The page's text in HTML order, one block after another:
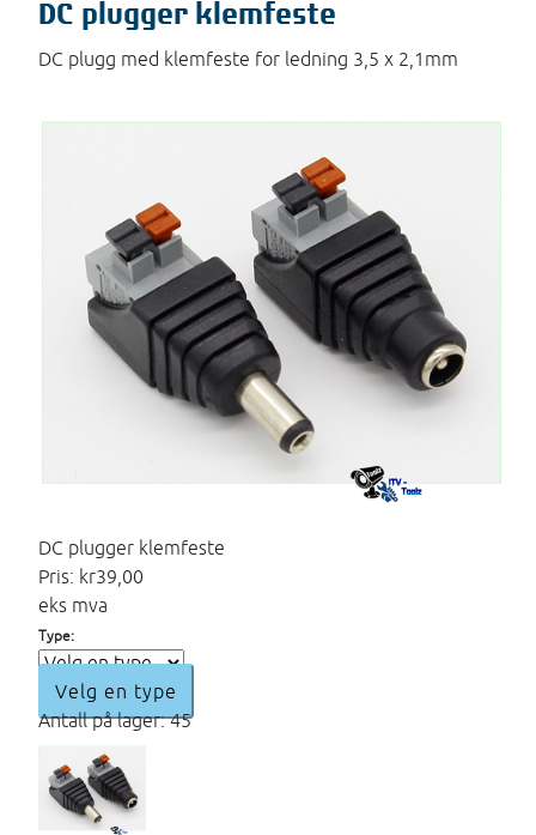
DC plugger klemfeste
DC plugg med klemfeste for ledning 3,5 x 2,1mm
DC plugger klemfeste
Pris: kr39,00
eks mva
Type:
Velg en type
Antall på lager: 45